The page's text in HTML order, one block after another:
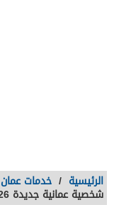
الرئيسية / خدمات عمان
شخصية عمانية جديدة 2026